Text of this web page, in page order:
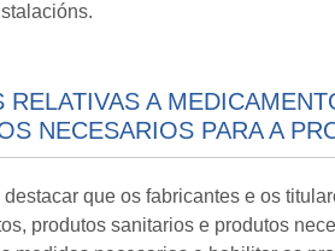
RELATIVAS A
NECESARIOS PARA A
que os fabricantes e os
produtos sanitarios e produtos